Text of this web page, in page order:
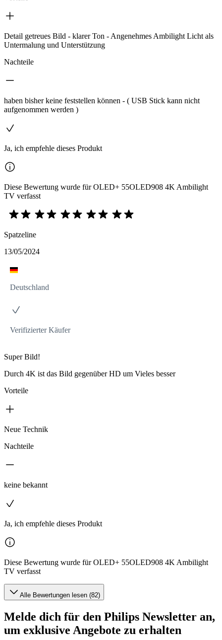
Detail getreues Bild - klarer Ton - Angenehmes Ambilight Licht als
Untermalung und Unterstützung
Nachteile
haben bisher keine feststellen können - ( USB Stick kann nicht
aufgenommen werden )
Ja, ich empfehle dieses Produkt
Diese Bewertung wurde für OLED+ 55OLED908 4K Ambilight
TV verfasst
Spatzeline
13/05/2024
Deutschland
Verifizierter Käufer
Super Bild!
Durch 4K ist das Bild gegenüber HD um Vieles besser
Vorteile
Neue Technik
Nachteile
keine bekannt
Ja, ich empfehle dieses Produkt
Diese Bewertung wurde für OLED+ 55OLED908 4K Ambilight
TV verfasst
Alle Bewertungen lesen (82)
Melde dich für den Philips Newsletter an,
um exklusive Angebote zu erhalten